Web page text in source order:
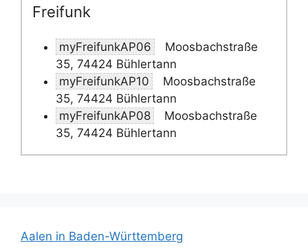
Freifunk
myFreifunkAP06
Moosbachstraße
35, 74424 Bühlertann
myFreifunkAP10
Moosbachstraße
35, 74424 Bühlertann
myFreifunkAP08
Moosbachstraße
35, 74424 Bühlertann
Aalen in Baden-Württemberg